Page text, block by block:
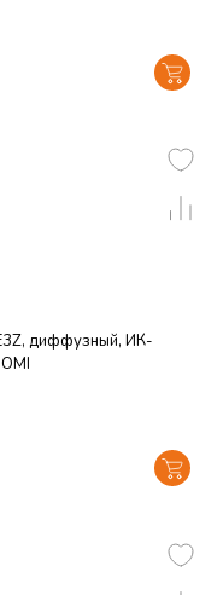
диффузный, ИК-